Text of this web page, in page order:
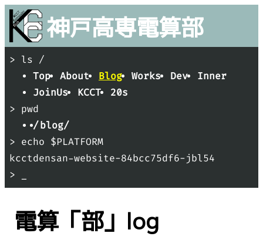
神戸高専電算部
> ls /
Top
About Blog Works Dev
Inner
JoinUs
KCCT
20s
> pwd
/ blog/
> echo $PLATFORM
kcctdensan-website-84bcc75df6-jbl54
> _
電算「部」log